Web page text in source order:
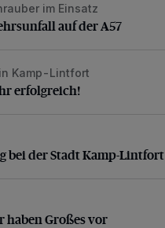
auf der A57
im Einsatz
auf der A57
erfolgreich!
Kamp-Lintfort
erfolgreich!
bei der Stadt Kamp-Lintfort
bei der Stadt Kamp-Lintfort
Großes vor
Großes vor